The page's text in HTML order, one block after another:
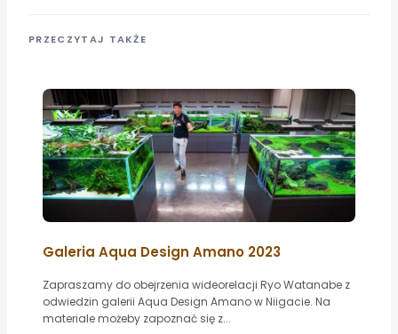
PRZECZYTAJ TAKŻE
Galeria Aqua Design Amano 2023
Zapraszamy do obejrzenia wideorelacji Ryo Watanabe z
odwiedzin galerii Aqua Design Amano w Niigacie. Na
materiale możeby zapoznać się z...